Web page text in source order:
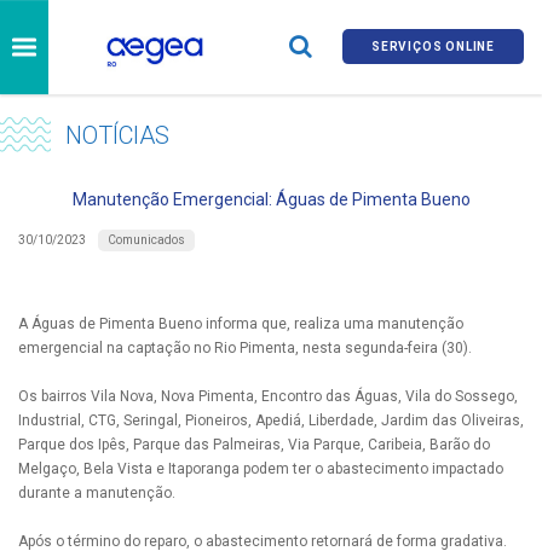
SERVIÇOS ONLINE
NOTÍCIAS
Manutenção Emergencial: Águas de Pimenta Bueno
30/10/2023 Comunicados
A Águas de Pimenta Bueno informa que, realiza uma manutenção
emergencial na captação no Rio Pimenta, nesta segunda-feira (30).
Os bairros Vila Nova, Nova Pimenta, Encontro das Águas, Vila do Sossego,
Industrial, CTG, Seringal, Pioneiros, Apediá, Liberdade, Jardim das Oliveiras,
Parque dos Ipês, Parque das Palmeiras, Via Parque, Caribeia, Barão do
Melgaço, Bela Vista e Itaporanga podem ter o abastecimento impactado
durante a manutenção.
Após o término do reparo, o abastecimento retornará de forma gradativa.